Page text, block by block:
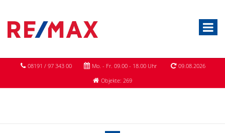
08191 / 97 343 00 Mo. - Fr. 09.00 - 18.00 Uhr
09.08.2026
Objekte: 269